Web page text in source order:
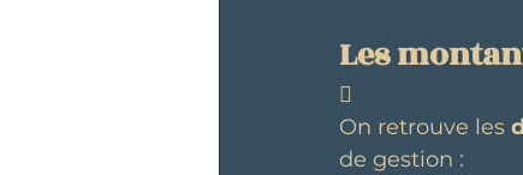
Les

On retrouve les
de gestion :